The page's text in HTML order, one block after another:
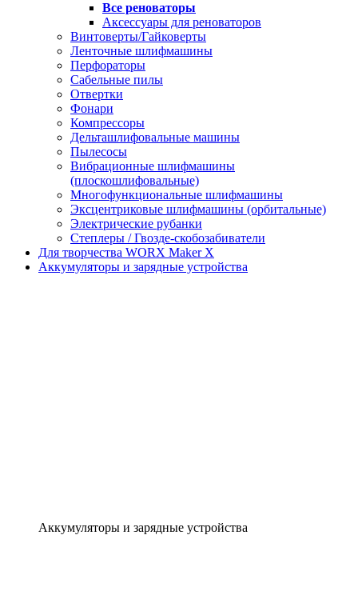
Все реноваторы
Аксессуары для реноваторов
Винтоверты/Гайковерты
Ленточные шлифмашины
Перфораторы
Сабельные пилы
Отвертки
Фонари
Компрессоры
Дельташлифовальные машины
Пылесосы
Вибрационные шлифмашины
(плоскошлифовальные)
Многофункциональные шлифмашины
Эксцентриковые шлифмашины (орбитальные)
Электрические рубанки
Степлеры / Гвозде-скобозабиватели
Для творчества WORX Maker X
Аккумуляторы и зарядные устройства
Аккумуляторы и зарядные устройства